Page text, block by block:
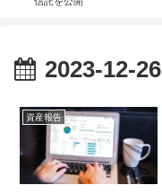
2023-12-26
資産報告